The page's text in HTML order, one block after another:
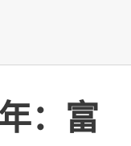
：富